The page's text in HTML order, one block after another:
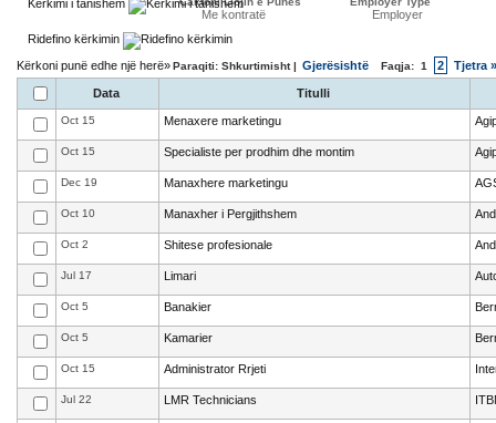
Kërkimi i tanishëm
Me kontratë
Employer
Ridefino kërkimin
Kërkoni punë edhe një herë»Paraqiti: Shkurtimisht | Gjerësishtë Faqja: 1 2 Tjetra »
Data Titulli
Oct 15 Menaxere marketingu
Oct 15 Specialiste per prodhim dhe montim
Dec 19 Manaxhere marketingu
Oct 10 Manaxher i Pergjithshem
Oct 2 Shitese profesionale
Jul 17 Limari
Oct 5 Banakier
Oct 5 Kamarier
Oct 15 Administrator Rrjeti
Jul 22 LMR Technicians